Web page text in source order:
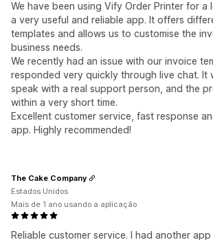
We have been using Vify Order Printer for a
a very useful and reliable app. It offers
templates and allows us to customise the
business needs.
We recently had an issue with our invoice
responded very quickly through live chat. It
speak with a real support person, and the
within a very short time.
Excellent customer service, fast response
app. Highly recommended!
Reliable customer service. I had another
The Cake Company
Estados Unidos
Mais de 1 ano usando a aplicação